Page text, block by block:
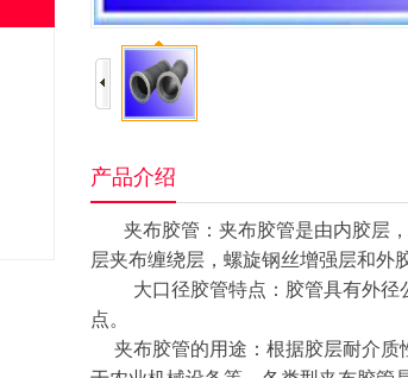
产品介绍
夹布胶管：夹布胶管是由内胶层，
层夹布缠绕层，螺旋钢丝增强层和外
大口径胶管特点：胶管具有外径公
点。
夹布胶管的用途：根据胶层耐介质